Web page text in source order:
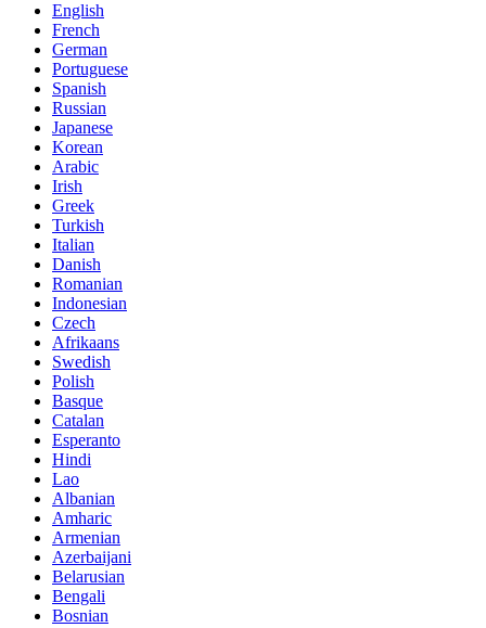
English
French
German
Portuguese
Spanish
Russian
Japanese
Korean
Arabic
Irish
Greek
Turkish
Italian
Danish
Romanian
Indonesian
Czech
Afrikaans
Swedish
Polish
Basque
Catalan
Esperanto
Hindi
Lao
Albanian
Amharic
Armenian
Azerbaijani
Belarusian
Bengali
Bosnian